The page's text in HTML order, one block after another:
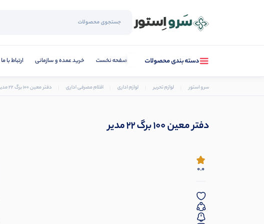
دسته بندی محصولات صفحه نخست خرید عمده و سازمانی ارتباط با ما
سرو استور لوازم تحریر لوازم اداری اقلام مصرفی اداری دفتر معین 100 برگ 22 مدیر
دفتر معین 100 برگ 22 مدیر
0.0